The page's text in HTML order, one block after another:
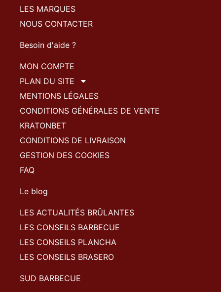
LES MARQUES
NOUS CONTACTER
Besoin d'aide ?
MON COMPTE
PLAN DU SITE
MENTIONS LÉGALES
CONDITIONS GÉNÉRALES DE VENTE
KRATONBET
CONDITIONS DE LIVRAISON
GESTION DES COOKIES
FAQ
Le blog
LES ACTUALITÉS BRÛLANTES
LES CONSEILS BARBECUE
LES CONSEILS PLANCHA
LES CONSEILS BRASERO
SUD BARBECUE